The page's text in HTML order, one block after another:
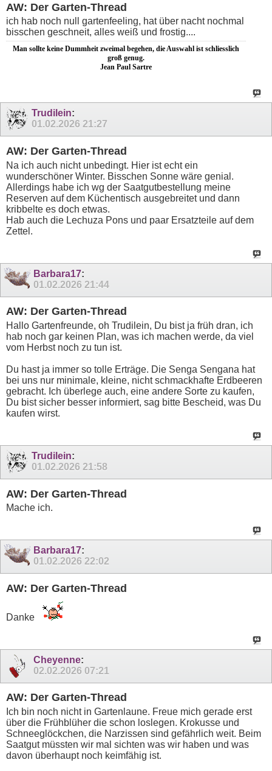
AW: Der Garten-Thread
ich hab noch null gartenfeeling, hat über nacht nochmal
bisschen geschneit, alles weiß und frostig....
Man sollte keine Dummheit zweimal begehen, die Auswahl ist schliesslich
groß genug.
Jean Paul Sartre
Trudilein:
01.02.202621:27
AW: Der Garten-Thread
Na ich auch nicht unbedingt. Hier ist echt ein
wunderschöner Winter. Bisschen Sonne wäre genial.
Allerdings habe ich wg der Saatgutbestellung meine
Reserven auf dem Küchentisch ausgebreitet und dann
kribbelte es doch etwas.
Hab auch die Lechuza Pons und paar Ersatzteile auf dem
Zettel.
Barbara17:
01.02.2026 21:44
AW: Der Garten-Thread
Hallo Gartenfreunde, oh Trudilein, Du bist ja früh dran, ich
hab noch gar keinen Plan, was ich machen werde, da viel
vom Herbst noch zu tun ist.
Du hast ja immer so tolle Erträge. Die Senga Sengana hat
bei uns nur minimale, kleine, nicht schmackhafte Erdbeeren
gebracht. Ich überlege auch, eine andere Sorte zu kaufen,
Du bist sicher besser informiert, sag bitte Bescheid, was Du
kaufen wirst.
Trudilein:
01.02.202621:58
AW: Der Garten-Thread
Mache ich.
Barbara17:
01.02.2026 22:02
AW: Der Garten-Thread
Danke
Cheyenne:
02.02.2026 07:21
AW: Der Garten-Thread
Ich bin noch nicht in Gartenlaune. Freue mich gerade erst
über die Frühblüher die schon loslegen. Krokusse und
Schneeglöckchen, die Narzissen sind gefährlich weit. Beim
Saatgut müssten wir mal sichten was wir haben und was
davon überhaupt noch keimfähig ist.